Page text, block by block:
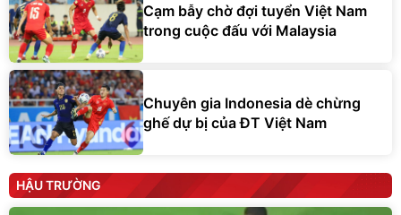
Cạm bẫy chờ đợi tuyển Việt Nam
trong cuộc đấu với Malaysia
Chuyên gia Indonesia dè chừng
ghế dự bị của ĐT Việt Nam
HẬU TRƯỜNG